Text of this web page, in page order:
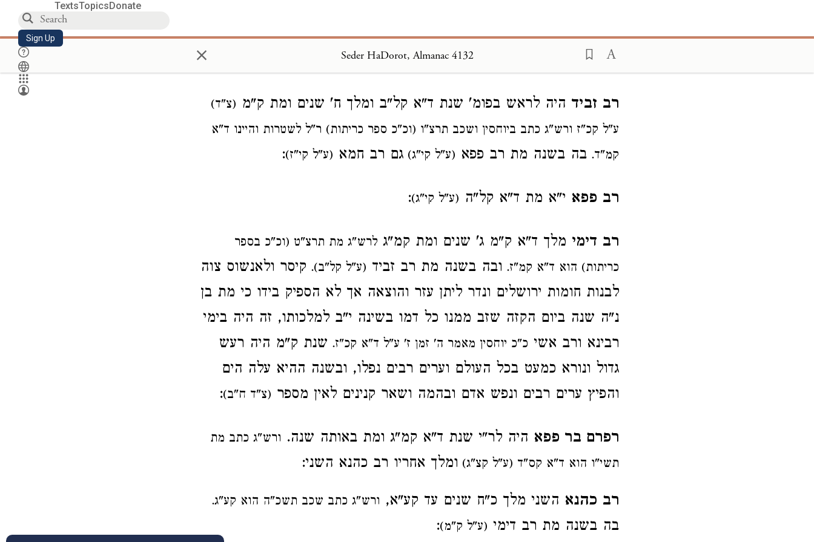
TextsTopicsDonate
Sign Up × Seder HaDorot, Almanac 4132
רב זביד היה לראש בפומ' שנת ד"א קל"ב ומלך ח' שנים ומת ק"מ (צ"ד)
ע"ל קכ"ז ורש"ג כתב ביוחסין ושכב תרצ"ו (וכ"כ ספר כריתות) ר"ל לשטרות והיינו ד"א
קמ"ד. בה בשנה מת רב פפא (ע"ל קי"ג) גם רב חמא (ע"ל קי"ז):
רב פפא י"א מת ד"א קל"ה (ע"ל קי"ג):
רב דימי מלך ד"א ק"מ ג' שנים ומת קמ"ג לרש"ג מת תרצ"ט (וכ"כ בספר
כריתות) הוא ד"א קמ"ז. ובה בשנה מת רב זביד (ע"ל קל"ב). קיסר ולאנשוס צוה
לבנות חומות ירושלים ונדר ליתן עזר והוצאה אך לא הספיק בידו כי מת בן
נ"ה שנה ביום הקזה שזב ממנו כל דמו בשינה י"ב למלכותו, זה היה בימי
רבינא ורב אשי כ"כ יוחסין מאמר ה' זמן ז' ע"ל ד"א קכ"ז. שנת ק"מ היה רעש
גדול ונורא כמעט בכל העולם וערים רבים נפלו, ובשנה ההיא עלה הים
והפיץ ערים רבים ונפש אדם ובהמה ושאר קנינים לאין מספר (צ"ד ח"ב):
רפרם בר פפא היה לר"י שנת ד"א קמ"ג ומת באותה שנה. ורש"ג כתב מת
תשי"ו הוא ד"א קס"ד (ע"ל קצ"ג) ומלך אחריו רב כהנא השני:
רב כהנא השני מלך כ"ח שנים עד קע"א, ורש"ג כתב שכב תשכ"ה הוא קע"ג.
בה בשנה מת רב דימי (ע"ל ק"מ):